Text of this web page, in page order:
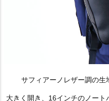
サフィアーノレザー調の生
大きく開き、16インチのノー